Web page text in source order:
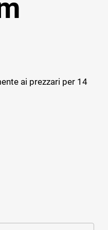
dei Lavori
ai prezzari per 14